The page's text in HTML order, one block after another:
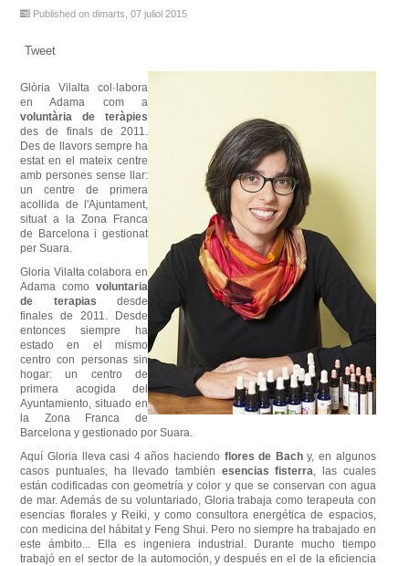
Published on dimarts, 07 juliol 2015
Tweet
Glòria Vilalta
col·labora
en
Adama
com a
voluntària
de teràpies
des de finals
de
2011.
Des de llavors sempre ha
estat en el mateix centre
amb persones sense llar:
un centre
de primera
acollida de l'Ajuntament,
situat a la Zona
Franca
de
Barcelona i gestionat
per Suara
Gloria Vilalta colabora en
Adama como voluntaria
de terapias desde
finales de 2011. Desde
entonces siempre ha
estado en el mismo
centro con personas sin
hogar: un centro de
primera acogida del
Ayuntamiento, situado en
la Zona Franca de
Barcelona y gestionado por Suara.
Aquí Gloria lleva casi 4 años haciendo flores de Bachy, en algunos
casos puntuales, ha llevado también esencias fisterra
, las cuales
están codificadas con geometría y color y que se conservan con agua
de mar. Además de su voluntariado, Gloria trabaja como terapeuta con
esencias florales y Reiki, y como consultora energética de espacios,
con medicina del hábitat y Feng Shui. Pero no siempre ha trabajado en
este ámbito... Ella es ingeniera industrial. Durante mucho tiempo
trabajó en el sector de la automoción, y después en el de la eficiencia